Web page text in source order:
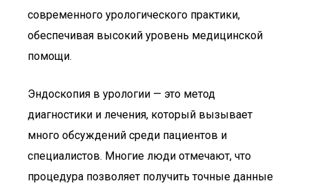
современного урологического практики,
обеспечивая высокий уровень медицинской
помощи.
Эндоскопия в урологии — это метод
диагностики и лечения, который вызывает
много обсуждений среди пациентов и
специалистов. Многие люди отмечают, что
процедура позволяет получить точные данные